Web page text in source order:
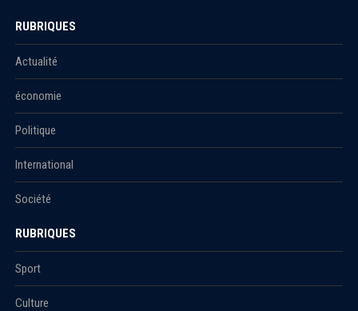
RUBRIQUES
Actualité
économie
Politique
International
Société
RUBRIQUES
Sport
Culture